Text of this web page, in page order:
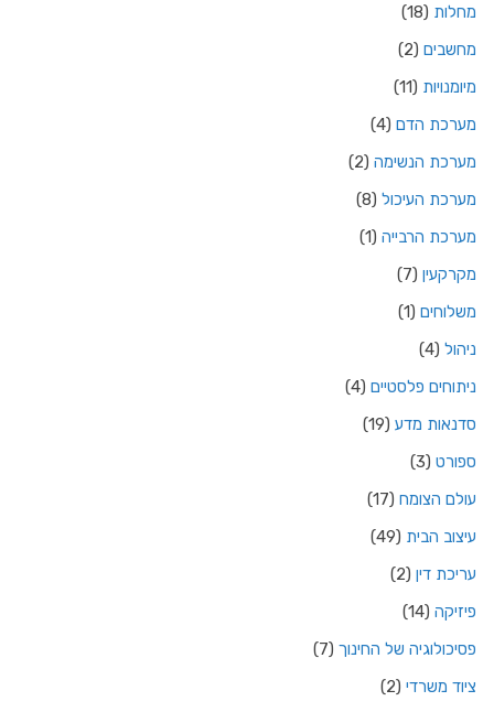
מחלות (18)
מחשבים (2)
מיומנויות (11)
מערכת הדם (4)
מערכת הנשימה (2)
מערכת העיכול (8)
מערכת הרבייה (1)
מקרקעין (7)
משלוחים (1)
ניהול (4)
ניתוחים פלסטיים (4)
סדנאות מדע (19)
ספורט (3)
עולם הצומח (17)
עיצוב הבית (49)
עריכת דין (2)
פיזיקה (14)
פסיכולוגיה של החינוך (7)
ציוד משרדי (2)